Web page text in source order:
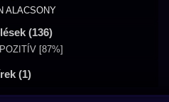
ALACSONY
(136)
[87%]
(1)